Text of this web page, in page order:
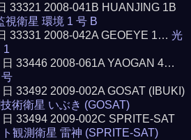
33321 2008-041B HUANJING 1B
視衛星 環境 1 号 B
33331 2008-042A GEOEYE 1…光
1
日 33446 2008-061A YAOGAN 4…
33492 2009-002A GOSAT (IBUKI)
術衛星 いぶき (GOSAT)
33494 2009-002C SPRITE-SAT
観測衛星 雷神 (SPRITE-SAT)